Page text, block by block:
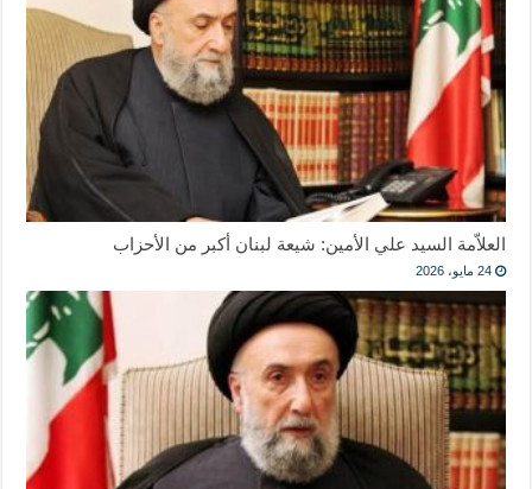
العلاّمة السيد علي الأمين: شيعة لبنان أكبر من الأحزاب
24 مايو، 2026